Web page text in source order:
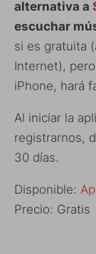
alternativa a
escuchar
si es gratuita
Internet),
iPhone, hará
Al iniciar la
registrarnos,
30 días.
Disponible:
Precio: Gratis